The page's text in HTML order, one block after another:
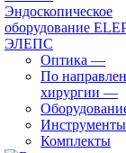
Эндоскопическое
оборудование
ЭЛЕПС
Оптика —
По
хирургии —
Инструменты
Комплекты